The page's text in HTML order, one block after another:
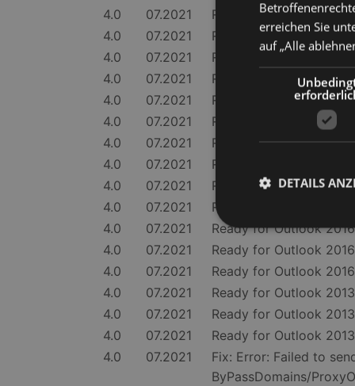
4.0
07.2021
Ready for Exchange
4.0
07.2021
Ready for Exchange
4.0
07.2021
Ready for Exchange
4.0
07.2021
Ready for Exchange
4.0
07.2021
Ready for Exchange
4.0
07.2021
Ready for Exchange
4.0
07.2021
Ready for Exchange
4.0
07.2021
Ready for Outlook 2019
4.0
07.2021
Ready for Outlook 2019
4.0
07.2021
Ready for Outlook 2019
4.0
07.2021
Ready for Outlook
4.0
07.2021
Ready for Outlook
4.0
07.2021
Ready for Outlook
4.0
07.2021
Ready for Outlook
4.0
07.2021
Ready for Outlook
4.0
07.2021
Ready for Outlook
4.0
07.2021
Fix: Error: Failed to
ByPassDomains/
erreichen Sie
auf „Alle
DETAILS
Unbedingt
Name
PHPSESSID